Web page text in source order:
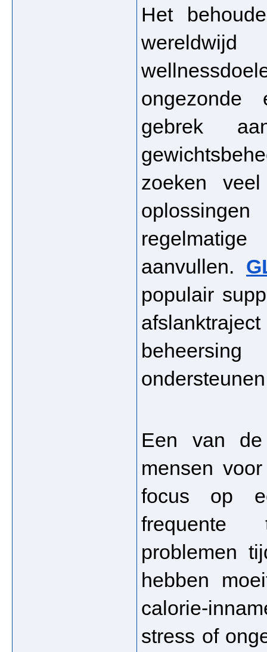
Het
ongezonde
gebrek
zoeken
aanvullen.
populair
Een van de
mensen
focus op
frequente
problemen
hebben
calorie-
stress of